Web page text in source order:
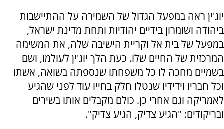
יוג'ין ראה במפעל הגדול של השמירה על ההתיישבות
ביהודה ושומרון בידיים יהודיות ותחת מדינת ישראל,
במפעל של בית אל וקריית הישיבה שלה, את המשימה
המרכזית של החיים שלו. כעת הלך יוג'ין לעולמו, ושם
בשמיים מחכה לו כל משפחתו שנספתה בשואה, אשתו
וכל חבריו וידידיו שנטלו חלק בחייו עוד לפני שהגיע
לאמריקה וגם אחרי כן. כולם מקבלים אותו בשירים
ובריקודים: "הגיע צדיק, הגיע צדיק".